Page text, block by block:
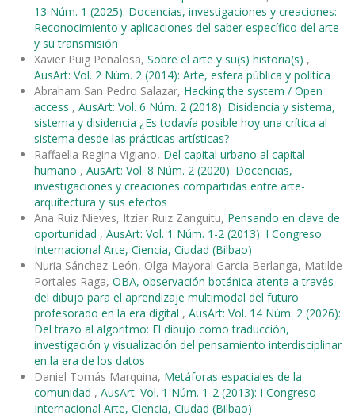
13 Núm. 1 (2025): Docencias, investigaciones y creaciones:
Reconocimiento y aplicaciones del saber específico del arte
y su transmisión
Xavier Puig Peñalosa, Sobre el arte y su(s) historia(s) ,
AusArt: Vol. 2 Núm. 2 (2014): Arte, esfera pública y política
Abraham San Pedro Salazar, Hacking the system / Open
access , AusArt: Vol. 6 Núm. 2 (2018): Disidencia y sistema,
sistema y disidencia ¿Es todavía posible hoy una crítica al
sistema desde las prácticas artísticas?
Raffaella Regina Vigiano, Del capital urbano al capital
humano , AusArt: Vol. 8 Núm. 2 (2020): Docencias,
investigaciones y creaciones compartidas entre arte-
arquitectura y sus efectos
Ana Ruiz Nieves, Itziar Ruiz Zanguitu, Pensando en clave de
oportunidad , AusArt: Vol. 1 Núm. 1-2 (2013): I Congreso
Internacional Arte, Ciencia, Ciudad (Bilbao)
Nuria Sánchez-León, Olga Mayoral García Berlanga, Matilde
Portales Raga, OBA, observación botánica atenta a través
del dibujo para el aprendizaje multimodal del futuro
profesorado en la era digital , AusArt: Vol. 14 Núm. 2 (2026):
Del trazo al algoritmo: El dibujo como traducción,
investigación y visualización del pensamiento interdisciplinar
en la era de los datos
Daniel Tomás Marquina, Metáforas espaciales de la
comunidad , AusArt: Vol. 1 Núm. 1-2 (2013): I Congreso
Internacional Arte, Ciencia, Ciudad (Bilbao)